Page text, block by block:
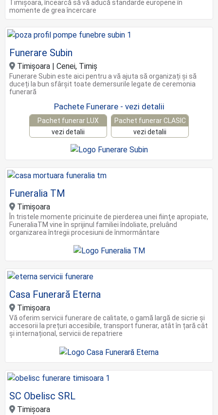
Timișoara, încearcă să vă aducă standarde europene în
momente de grea încercare
Funerare Subin
Timişoara | Cenei, Timiş
Funerare Subin este aici pentru a vă ajuta să organizați și să
duceți la bun sfârșit toate demersurile legate de ceremonia
funerară
Pachete Funerare - vezi detalii
Pachet funerar LUX
vezi detalii
Pachet funerar CLASIC
vezi detalii
Funeralia TM
Timișoara
În tristele momente pricinuite de pierderea unei fiinţe apropiate,
FuneraliaTM vine în sprijinul familiei îndoliate, preluând
organizarea întregii procesiuni de înmormântare
Casa Funerară Eterna
Timişoara
Vă oferim servicii funerare de calitate, o gamă largă de sicrie și
accesorii la prețuri accesibile, transport funerar, atât în țară cât
și internațional, servicii de repatriere
SC Obelisc SRL
Timișoara